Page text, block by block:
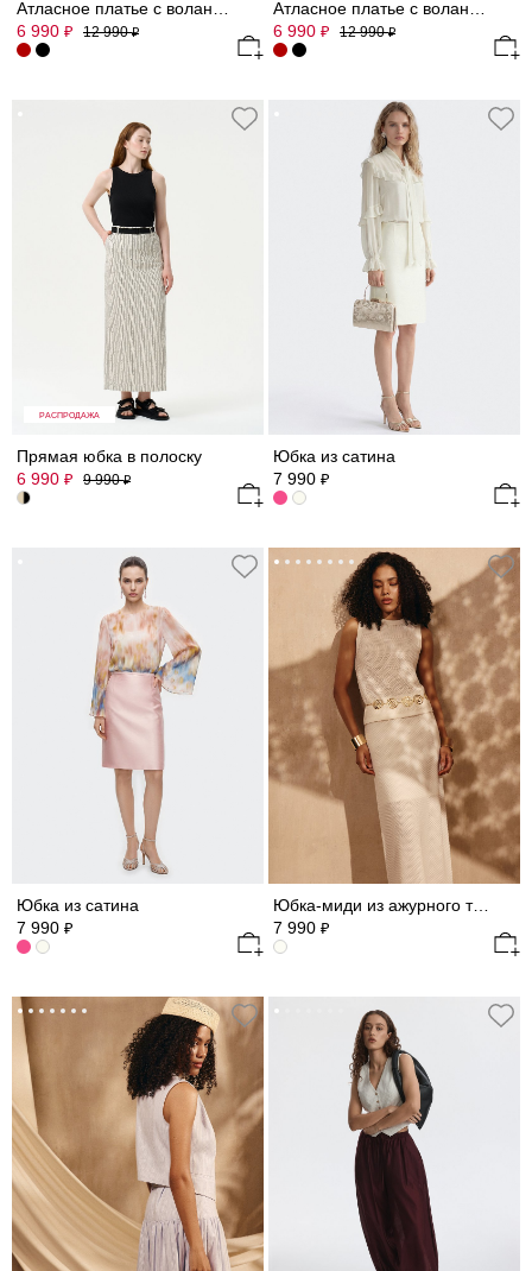
6 990 ₽ 12 990₽
6 990 ₽ 12 990₽
РАСПРОДАЖА
Прямая юбка в полоску
6 990 ₽ 9 990₽
Юбка из сатина
7 990 ₽
Юбка из сатина
7 990 ₽
Юбка-миди из ажурного трикотажа
7 990 ₽